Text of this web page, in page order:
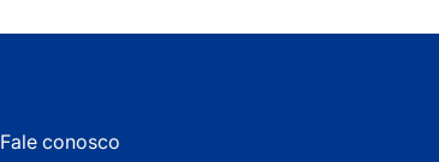
Fale conosco